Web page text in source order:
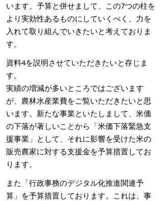
います。予算と併せまして、この7つの柱を
より実効性あるものにしていくべく、力を
入れて取り組んでいきたいと考えておりま
す。
資料4を説明させていただきたいと存じま
す。
実績の増減が多いところではございます
が、農林水産業費をご覧いただきたいと思
います。新たな事業といたしまして、米価
の下落が著しいことから「米価下落緊急支
援事業」として、それに影響を受けた米の
販売農家に対する支援金を予算措置してお
ります。
また「行政事務のデジタル化推進関連予
算」を予算措置しております。これは、事